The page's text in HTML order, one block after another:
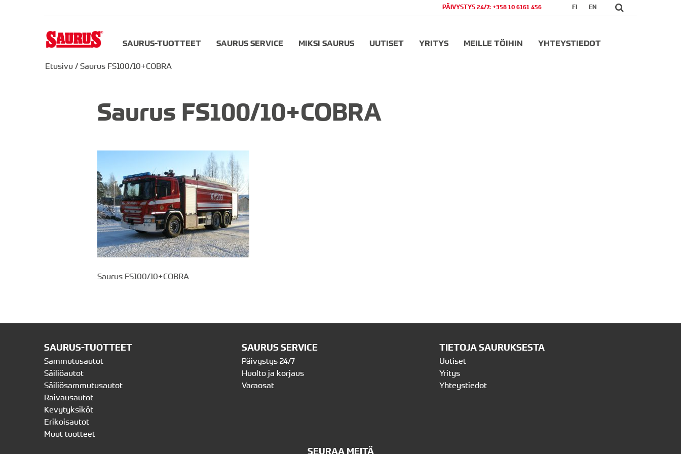
FI EN
PÄIVYSTYS 24/7: +358 10 6161 456
SAURUS-TUOTTEET SAURUS SERVICE MIKSI SAURUS UUTISET YRITYS MEILLE TÖIHIN YHTEYSTIEDOT
Etusivu / Saurus FS100/10+COBRA
Saurus FS100/10+COBRA
Saurus FS100/10+COBRA
SAURUS-TUOTTEET
Sammutusautot
Säiliöautot
Säiliösammutusautot
Raivausautot
Kevytyksiköt
Erikoisautot
Muut tuotteet
SAURUS SERVICE
Päivystys 24/7
Huolto ja korjaus
Varaosat
TIETOJA SAURUKSESTA
Uutiset
Yritys
Yhteystiedot
SEURAA MEITÄ